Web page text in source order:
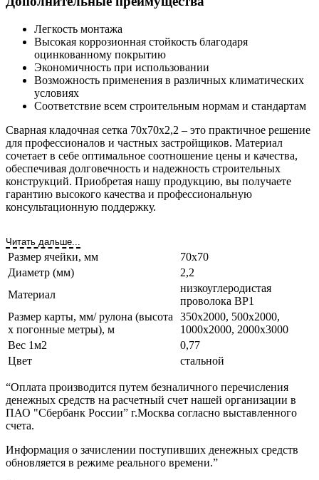
Легкость монтажа
Высокая коррозионная стойкость благодаря
оцинкованному покрытию
Экономичность при использовании
Возможность применения в различных климатических
условиях
Соответствие всем строительным нормам и стандартам
Сварная кладочная сетка 70х70х2,2 – это практичное решение
для профессионалов и частных застройщиков. Материал
сочетает в себе оптимальное соотношение цены и качества,
обеспечивая долговечность и надежность строительных
конструкций. Приобретая нашу продукцию, вы получаете
гарантию высокого качества и профессиональную
консультационную поддержку.
Читать дальше...
Размер ячейки, мм
70х70
Диаметр (мм)
2,2
Материал
низкоуглеродистая
проволока ВР1
Размер карты, мм/ рулона (высота
х погонные метры), м
350х2000, 500х2000,
1000х2000, 2000х3000
Вес 1м2
0,77
Цвет
стальной
“Оплата производится путем безналичного перечисления
денежных средств на расчетный счет нашей организации в
ПАО "Сбербанк России” г.Москва согласно выставленного
счета.
Информация о зачислении поступивших денежных средств
обновляется в режиме реального времени.”